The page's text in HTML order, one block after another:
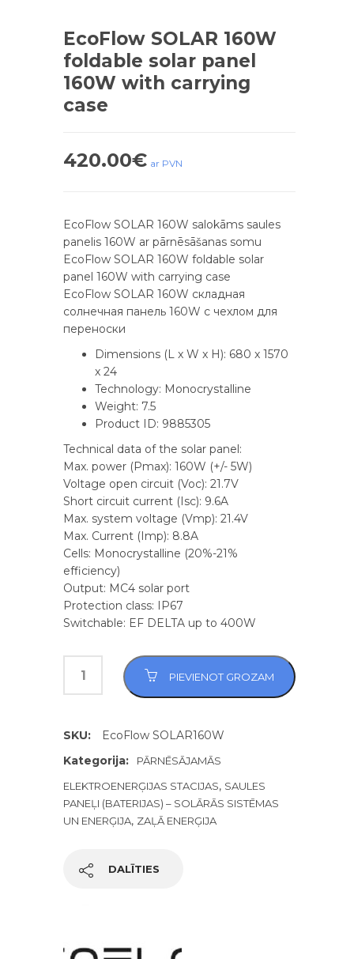
EcoFlow SOLAR 160W
foldable solar panel
160W with carrying
case
420.00€ ar PVN
EcoFlow SOLAR 160W salokāms saules
panelis 160W ar pārnēsāšanas somu
EcoFlow SOLAR 160W foldable solar
panel 160W with carrying case
EcoFlow SOLAR 160W cкладная
солнечная панель 160W с чехлом для
переноски
Dimensions (L x W x H): 680 x 1570
x 24
Technology: Monocrystalline
Weight: 7.5
Product ID: 9885305
Technical data of the solar panel:
Max. power (Pmax): 160W (+/- 5W)
Voltage open circuit (Voc): 21.7V
Short circuit current (Isc): 9.6A
Max. system voltage (Vmp): 21.4V
Max. Current (Imp): 8.8A
Cells: Monocrystalline (20%-21%
efficiency)
Output: MC4 solar port
Protection class: IP67
Switchable: EF DELTA up to 400W
PIEVIENOT GROZAM
SKU:
EcoFlow SOLAR160W
Kategorija:
PĀRNĒSĀJAMĀS
ELEKTROENERĢIJAS STACIJAS, SAULES
PANEĻI (BATERIJAS) – SOLĀRĀS SISTĒMAS
UN ENERĢIJA, ZAĻĀ ENERĢIJA
DALĪTIES